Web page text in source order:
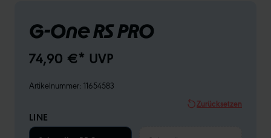
G-One RS PRO
74,90 €* UVP
Artikelnummer: 11654583
Zurücksetzen
LINE